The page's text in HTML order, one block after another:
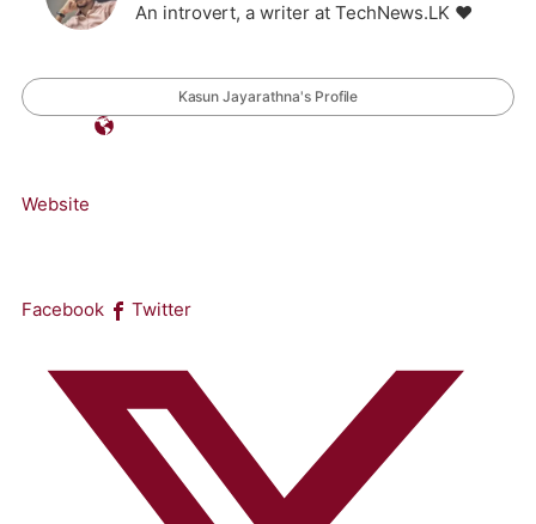
An introvert, a writer at TechNews.LK ❤️
Kasun Jayarathna's Profile
Website
Facebook Twitter